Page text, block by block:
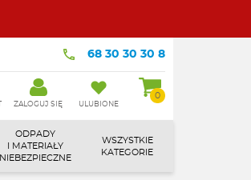
68 30 30 30 8
ZALOGUJ SIĘ ULUBIONE
0
ODPADY
I MATERIAŁY
NIEBEZPIECZNE
WSZYSTKIE
KATEGORIE